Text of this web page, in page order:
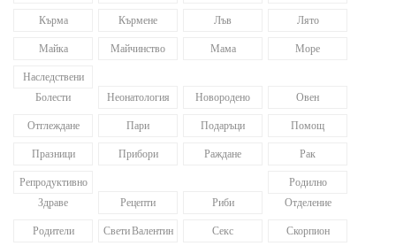
Кърма Кърмене Лъв Лято
Майка Майчинство Мама Море
Наследствени
Болести
Неонатология Новородено Овен
Отглеждане Пари Подаръци Помощ
Празници Прибори Раждане Рак
Репродуктивно
Здраве
Рецепти Риби
Родилно
Отделение
Родители Свети Валентин Секс Скорпион